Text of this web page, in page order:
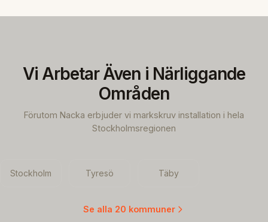
Vi Arbetar Även i Närliggande
Områden
Förutom Nacka erbjuder vi markskruv installation i hela
Stockholmsregionen
Stockholm Tyresö Täby
Se alla 20 kommuner